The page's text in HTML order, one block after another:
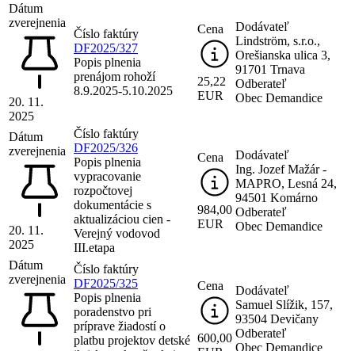
Dátum
zverejnenia
20. 11.
2025
Číslo faktúry
DF2025/327
Popis plnenia
prenájom rohoží
8.9.2025-5.10.2025
Cena
25,22
EUR
Dodávateľ
Lindström, s.r.o.,
Orešianska ulica 3,
91701 Trnava
Odberateľ
Obec Demandice
Dátum
zverejnenia
20. 11.
2025
Číslo faktúry
DF2025/326
Popis plnenia
vypracovanie
rozpočtovej
dokumentácie s
aktualizáciou cien -
Verejný vodovod
III.etapa
Cena
984,00
EUR
Dodávateľ
Ing. Jozef Mažár -
MAPRO, Lesná 24,
94501 Komárno
Odberateľ
Obec Demandice
Dátum
zverejnenia
Číslo faktúry
DF2025/325
Popis plnenia
poradenstvo pri
príprave žiadostí o
platbu projektov detské
Cena
600,00
Dodávateľ
Samuel Slížik, 157,
93504 Devičany
Odberateľ
Obec Demandice